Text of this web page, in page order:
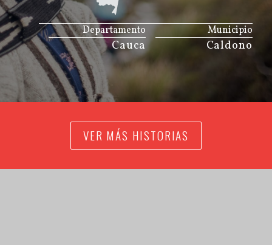
JS map by amCharts
Municipio
Caldono
Departamento
Cauca